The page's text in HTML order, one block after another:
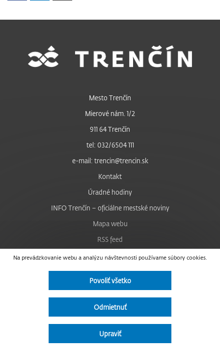
Na prevádzkovanie webu a analýzu návštevnosti používame súbory cookies.
Povoliť všetko
Odmietnuť
Upraviť
Mesto Trenčín
Mierové nám. 1/2
911 64 Trenčín
tel: 032/6504 111
e-mail: trencin@trencin.sk
Kontakt
Úradné hodiny
INFO Trenčín – oficiálne mestské noviny
Mapa webu
RSS feed
Nastavenie cookies
Facebook
Instagram
Vyhlásenie o prístupnosti